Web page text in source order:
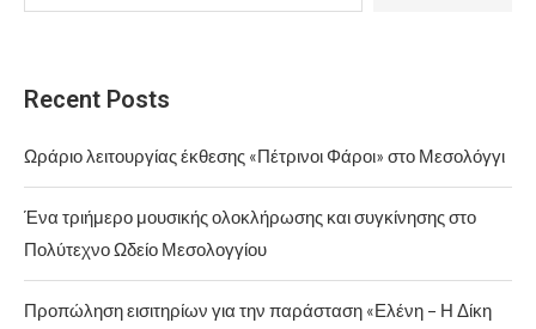
Recent Posts
Ωράριο λειτουργίας έκθεσης «Πέτρινοι Φάροι» στο Μεσολόγγι
Ένα τριήμερο μουσικής ολοκλήρωσης και συγκίνησης στο
Πολύτεχνο Ωδείο Μεσολογγίου
Προπώληση εισιτηρίων για την παράσταση «Ελένη – Η Δίκη